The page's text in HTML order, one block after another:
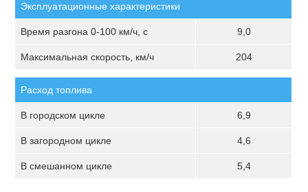
Эксплуатационные характеристики
Время разгона 0-100 км/ч, с 9,0
Максимальная скорость, км/ч 204
Расход топлива
В городском цикле 6,9
В загородном цикле 4,6
В смешанном цикле 5,4